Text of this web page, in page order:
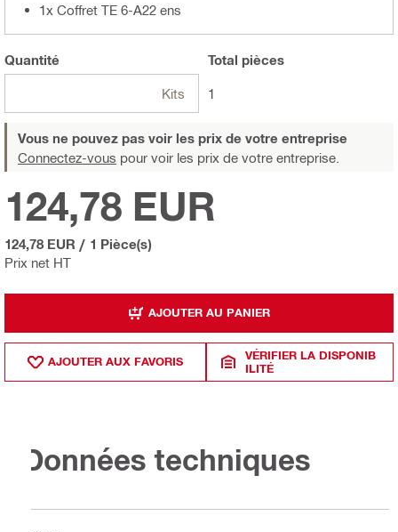
1x Coffret TE 6-A22 ens
Quantité
Kits
Total pièces
1
Vous ne pouvez pas voir les prix de votre entreprise
Connectez-vous pour voir les prix de votre entreprise.
Prix net HT
124,78 EUR
124,78 EUR / 1 Pièce(s)
AJOUTER AU PANIER
AJOUTER AUX FAVORIS
VÉRIFIER LA DISPONIB
ILITÉ
Données techniques